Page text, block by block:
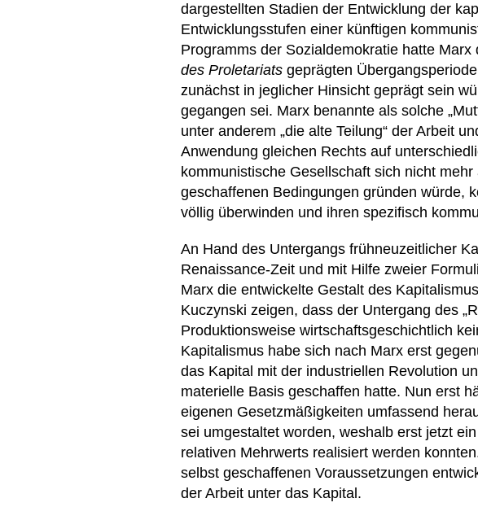
dargestellten Stadien der Entwicklung der
Entwicklungsstufen einer künftigen
Programms der Sozialdemokratie hatte
des Proletariats geprägten
zunächst in jeglicher Hinsicht geprägt sein
gegangen sei. Marx benannte als solche
unter anderem „die alte Teilung“ der Arbeit
Anwendung gleichen Rechts auf
kommunistische Gesellschaft sich nicht
geschaffenen Bedingungen gründen würde,
völlig überwinden und ihren spezifisch
An Hand des Untergangs frühneuzeitlicher
Renaissance-Zeit und mit Hilfe zweier
Marx die entwickelte Gestalt des
Kuczynski zeigen, dass der Untergang des
Produktionsweise wirtschaftsgeschichtlich
Kapitalismus habe sich nach Marx erst
das Kapital mit der industriellen Revolution
materielle Basis geschaffen hatte. Nun erst
eigenen Gesetzmäßigkeiten umfassend
sei umgestaltet worden, weshalb erst jetzt
relativen Mehrwerts realisiert werden
selbst geschaffenen Voraussetzungen
der Arbeit unter das Kapital.